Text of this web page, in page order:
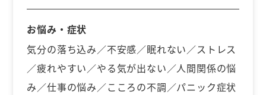
お悩み・症状
気分の落ち込み／不安感／眠れない／ストレス
／疲れやすい／やる気が出ない／人間関係の悩
み／仕事の悩み／こころの不調／パニック症状